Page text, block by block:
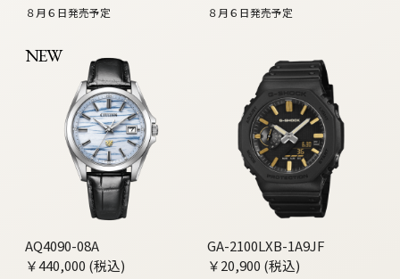
８月６日発売予定 ８月６日発売予定
NEW
AQ4090-08A
￥440,000 (税込)
GA-2100LXB-1A9JF
￥20,900 (税込)